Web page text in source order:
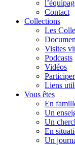
Contact
Collections
Les
Visites
Podcasts
Vidéos
Participer
Liens
Vous êtes
En
Un
Un
En
Un